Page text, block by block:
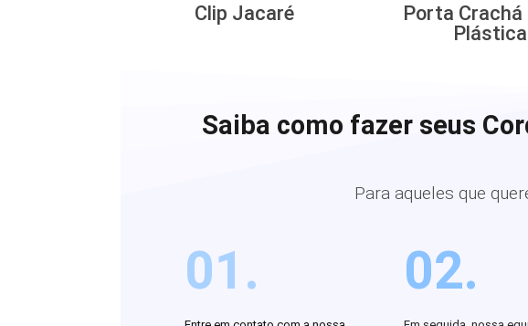
Clip Jacaré
Porta Crachá
Plástica
Saiba como fazer seus
Para aqueles que
01. 02.